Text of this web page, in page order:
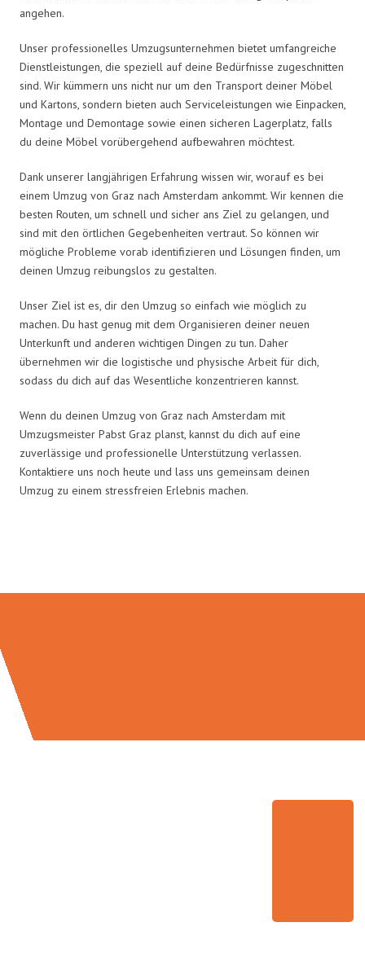
angehen.
Unser professionelles Umzugsunternehmen bietet umfangreiche
Dienstleistungen, die speziell auf deine Bedürfnisse zugeschnitten
sind. Wir kümmern uns nicht nur um den Transport deiner Möbel
und Kartons, sondern bieten auch Serviceleistungen wie Einpacken,
Montage und Demontage sowie einen sicheren Lagerplatz, falls
du deine Möbel vorübergehend aufbewahren möchtest.
Dank unserer langjährigen Erfahrung wissen wir, worauf es bei
einem Umzug von Graz nach Amsterdam ankommt. Wir kennen die
besten Routen, um schnell und sicher ans Ziel zu gelangen, und
sind mit den örtlichen Gegebenheiten vertraut. So können wir
mögliche Probleme vorab identifizieren und Lösungen finden, um
deinen Umzug reibungslos zu gestalten.
Unser Ziel ist es, dir den Umzug so einfach wie möglich zu
machen. Du hast genug mit dem Organisieren deiner neuen
Unterkunft und anderen wichtigen Dingen zu tun. Daher
übernehmen wir die logistische und physische Arbeit für dich,
sodass du dich auf das Wesentliche konzentrieren kannst.
Wenn du deinen Umzug von Graz nach Amsterdam mit
Umzugsmeister Pabst Graz planst, kannst du dich auf eine
zuverlässige und professionelle Unterstützung verlassen.
Kontaktiere uns noch heute und lass uns gemeinsam deinen
Umzug zu einem stressfreien Erlebnis machen.